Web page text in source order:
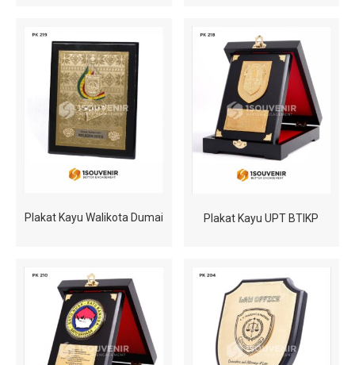
Plakat Kayu Walikota Dumai Plakat Kayu UPT BTIKP